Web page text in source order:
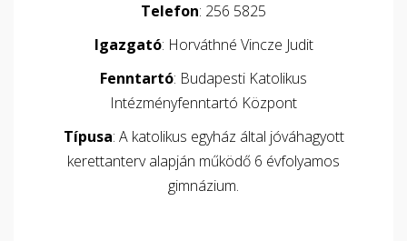
Telefon: 256 5825
Igazgató: Horváthné Vincze Judit
Fenntartó: Budapesti Katolikus
Intézményfenntartó Központ
Típusa: A katolikus egyház által jóváhagyott
kerettanterv alapján működő 6 évfolyamos
gimnázium.